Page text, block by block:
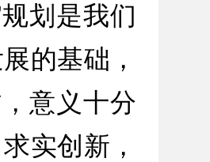
划是我们
的基础，
意义十分
实创新，